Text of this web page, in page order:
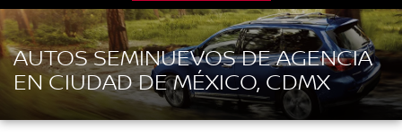
AUTOS SEMINUEVOS DE AGENCIA
EN CIUDAD DE MÉXICO, CDMX